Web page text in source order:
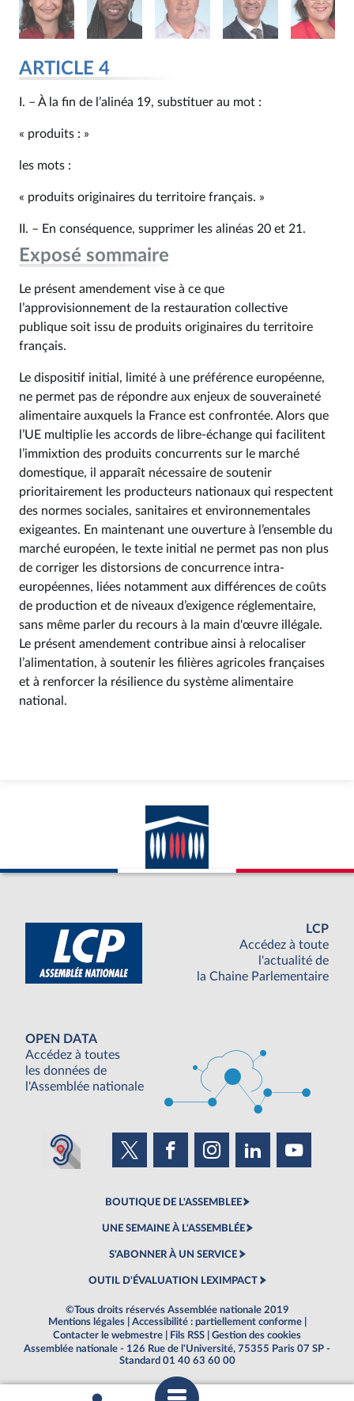
ARTICLE 4
I. – À la fin de l’alinéa 19, substituer au mot :
« produits : »
les mots :
« produits originaires du territoire français. »
II. – En conséquence, supprimer les alinéas 20 et 21.
Exposé sommaire
Le présent amendement vise à ce que
l’approvisionnement de la restauration collective
publique soit issu de produits originaires du territoire
français.
Le dispositif initial, limité à une préférence européenne,
ne permet pas de répondre aux enjeux de souveraineté
alimentaire auxquels la France est confrontée. Alors que
l’UE multiplie les accords de libre-échange qui facilitent
l’immixtion des produits concurrents sur le marché
domestique, il apparaît nécessaire de soutenir
prioritairement les producteurs nationaux qui respectent
des normes sociales, sanitaires et environnementales
exigeantes. En maintenant une ouverture à l’ensemble du
marché européen, le texte initial ne permet pas non plus
de corriger les distorsions de concurrence intra-
européennes, liées notamment aux différences de coûts
de production et de niveaux d’exigence réglementaire,
sans même parler du recours à la main d'œuvre illégale.
Le présent amendement contribue ainsi à relocaliser
l’alimentation, à soutenir les filières agricoles françaises
et à renforcer la résilience du système alimentaire
national.
LCP
Accédez à toute
l'actualité de
la Chaine Parlementaire
OPEN DATA
Accédez à toutes
les données de
l'Assemblée nationale
BOUTIQUE DE L'ASSEMBLEE
UNE SEMAINE À L'ASSEMBLÉE
S'ABONNER À UN SERVICE
OUTIL D'ÉVALUATION LEXIMPACT
©Tous droits réservés Assemblée nationale 2019
Mentions légales
Accessibilité : partiellement conforme
Contacter le webmestre
Fils RSS
Gestion des cookies
Assemblée nationale - 126 Rue de l'Université, 75355 Paris 07 SP -
Standard 01 40 63 60 00